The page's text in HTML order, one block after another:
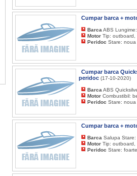
Cumpar barca +
Barca ABS
Motor Tip: outboard,
Peridoc Stare: noua
Cumpar barca
peridoc (17-10-2020)
Barca ABS
Motor Combustibil:
Peridoc Stare: noua
Cumpar barca +
Barca Salupa
Motor Tip: outboard,
Peridoc Stare: